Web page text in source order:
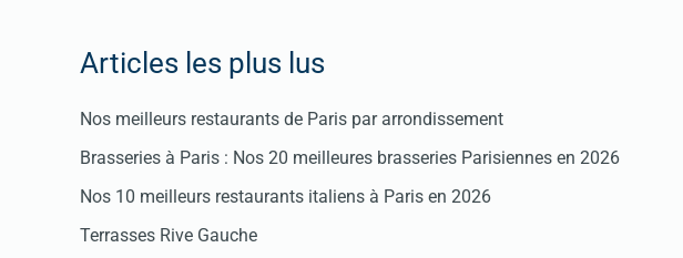
Articles les plus lus
Nos meilleurs restaurants de Paris par arrondissement
Brasseries à Paris : Nos 20 meilleures brasseries Parisiennes en 2026
Nos 10 meilleurs restaurants italiens à Paris en 2026
Terrasses Rive Gauche